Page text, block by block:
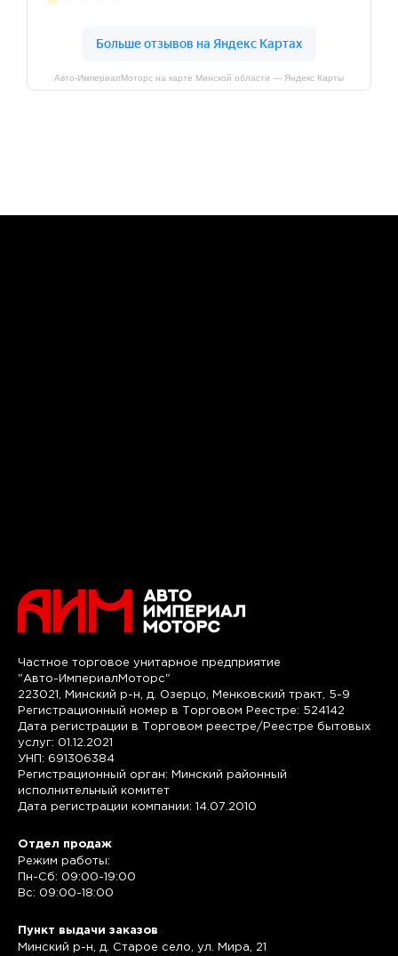
Авто-ИмпериалМоторс на карте Минской области — Яндекс Карты
Частное торговое унитарное предприятие
"Авто-ИмпериалМоторс"
223021, Минский р-н, д. Озерцо, Менковский тракт, 5-9
Регистрационный номер в Торговом Реестре: 524142
Дата регистрации в Торговом реестре/Реестре бытовых
услуг: 01.12.2021
УНП: 691306384
Регистрационный орган: Минский районный
исполнительный комитет
Дата регистрации компании: 14.07.2010
Отдел продаж
Режим работы:
Пн-Сб: 09:00-19:00
Вс: 09:00-18:00
Пункт выдачи заказов
Минский р-н, д. Старое село, ул. Мира, 21